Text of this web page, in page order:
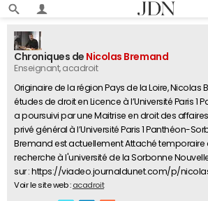
Chroniques de Nicolas Bremand
Enseignant, acadroit
Originaire de la région Pays de la Loire, Nicolas
études de droit en Licence à l’Université Paris 1
a poursuivi par une Maitrise en droit des
privé général à l’Université Paris 1 Panthéon-
Bremand est actuellement Attaché
recherche à l'université de la Sorbonne
sur : https://viadeo.journaldunet.com/p/
Voir le site web : acadroit